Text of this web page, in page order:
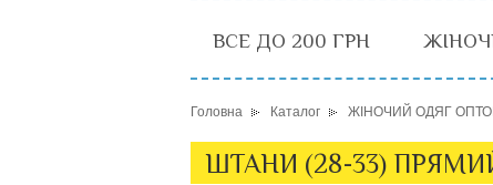
ВСЕ ДО 200 ГРН
Головна Каталог ЖІНОЧИЙ ОДЯГ
ШТАНИ (28-33)